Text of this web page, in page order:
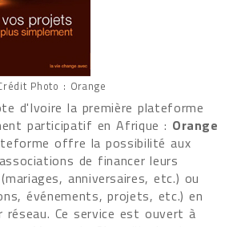
Photo : Orange
d'Ivoire la première plateforme
participatif en Afrique : Orange
offre la possibilité aux
de financer leurs
anniversaires, etc.) ou
événements, projets, etc.) en
réseau. Ce service est ouvert à